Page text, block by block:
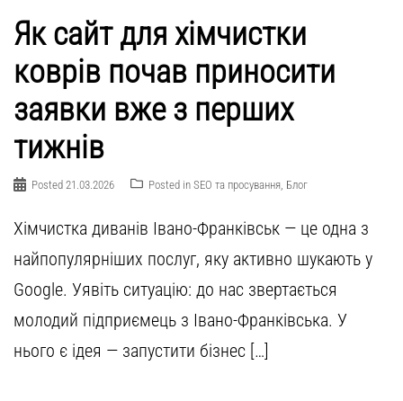
Як сайт для хімчистки
коврів почав приносити
заявки вже з перших
тижнів
Posted 21.03.2026 Posted in SEO та просування Блог
Хімчистка диванів Івано-Франківськ — це одна з
найпопулярніших послуг, яку активно шукають у
Google. Уявіть ситуацію: до нас звертається
молодий підприємець з Івано-Франківська. У
нього є ідея — запустити бізнес […]